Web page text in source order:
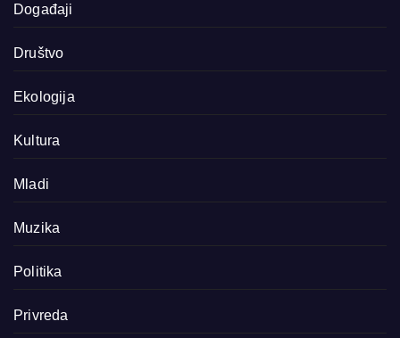
Događaji
Društvo
Ekologija
Kultura
Mladi
Muzika
Politika
Privreda